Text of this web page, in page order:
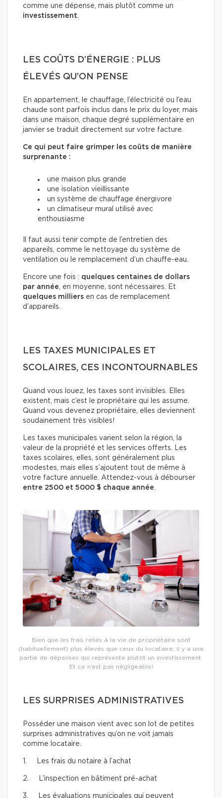
comme une dépense, mais plutôt comme un
investissement
LES COÛTS D’ÉNERGIE : PLUS
ÉLEVÉS QU’ON PENSE
En appartement, le chauffage, l’électricité ou l’eau
chaude sont parfois inclus dans le prix du loyer, mais
dans une maison, chaque degré supplémentaire en
janvier se traduit directement sur votre facture.
Ce qui peut faire grimper les coûts de manière
surprenante :
une maison plus grande
une isolation vieillissante
un système de chauffage énergivore
un climatiseur mural utilisé avec
enthousiasme
Il faut aussi tenir compte de l’entretien des
appareils, comme le nettoyage du système de
ventilation ou le remplacement d’un chauffe-eau.
Encore une fois : quelques centaines de dollars
par année , en moyenne, sont nécessaires. Et
quelques milliers en cas de remplacement
d’appareils.
LES TAXES MUNICIPALES ET
SCOLAIRES, CES INCONTOURNABLES
Quand vous louez, les taxes sont invisibles. Elles
existent, mais c’est le propriétaire qui les assume.
Quand vous devenez propriétaire, elles deviennent
soudainement très visibles!
Les taxes municipales varient selon la région, la
valeur de la propriété et les services offerts. Les
taxes scolaires, elles, sont généralement plus
modestes, mais elles s’ajoutent tout de même à
votre facture annuelle. Attendez-vous à débourser
entre 2500 et 5000 $ chaque année
Bien que les frais reliés à la vie de propriétaire sont
(habituellement) plus élevés que ceux du locataire, il y a une
partie de dépenses qui représente plutôt un investissement.
Et ce n’est pas négligeable!
LES SURPRISES ADMINISTRATIVES
Posséder une maison vient avec son lot de petites
surprises administratives qu’on ne voit jamais
comme locataire.
1. Les frais du notaire à l’achat
2. L’inspection en bâtiment pré-achat
3. Les évaluations municipales qui peuvent